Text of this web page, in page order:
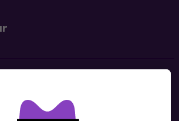
Kontakta oss